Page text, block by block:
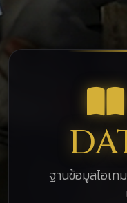
ฐานข้อมูลไอเท